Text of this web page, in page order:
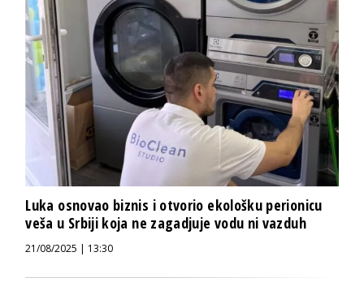
Luka osnovao biznis i otvorio ekološku perionicu
veša u Srbiji koja ne zagadjuje vodu ni vazduh
21/08/2025 | 13:30